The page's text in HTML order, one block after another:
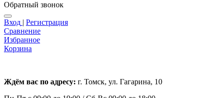
Обратный звонок
Вход | Регистрация
Сравнение
Избранное
Корзина
Ждём вас по адресу: г. Томск, ул. Гагарина, 10